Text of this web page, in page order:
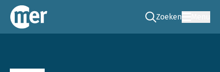
Commissie mer
Zoeken
Ga naar de zoek